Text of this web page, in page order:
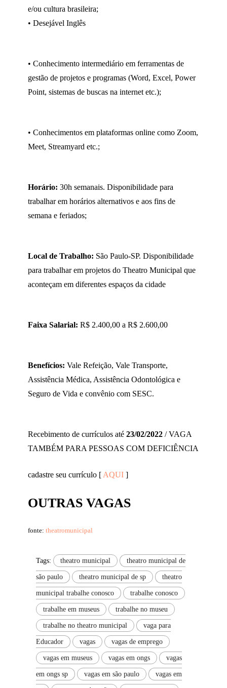
e/ou cultura brasileira;
• Desejável Inglês
• Conhecimento intermediário em ferramentas de
gestão de projetos e programas (Word, Excel, Power
Point, sistemas de buscas na internet etc.);
• Conhecimentos em plataformas online como Zoom,
Meet, Streamyard etc.;
Horário: 30h semanais. Disponibilidade para
trabalhar em horários alternativos e aos fins de
semana e feriados;
Local de Trabalho: São Paulo-SP. Disponibilidade
para trabalhar em projetos do Theatro Municipal que
aconteçam em diferentes espaços da cidade
Faixa Salarial: R$ 2.400,00 a R$ 2.600,00
Benefícios: Vale Refeição, Vale Transporte,
Assistência Médica, Assistência Odontológica e
Seguro de Vida e convênio com SESC.
Recebimento de currículos até 23/02/2022 / VAGA
TAMBÉM PARA PESSOAS COM DEFICIÊNCIA
cadastre seu currículo [ AQUI ]
OUTRAS VAGAS
fonte: theatromunicipal
Tags: theatro municipal theatro municipal de
são paulo theatro municipal de sp theatro
municipal trabalhe conosco trabalhe conosco
trabalhe em museus trabalhe no museu
trabalhe no theatro municipal vaga para
Educador vagas vagas de emprego
vagas em museus vagas em ongs vagas
em ongs sp vagas em são paulo vagas em